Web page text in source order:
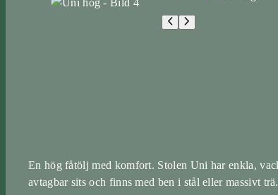
En hög fåtölj med komfort. Stolen Uni har enkla,
avtagbar sits och finns med ben i stål eller massivt trä.